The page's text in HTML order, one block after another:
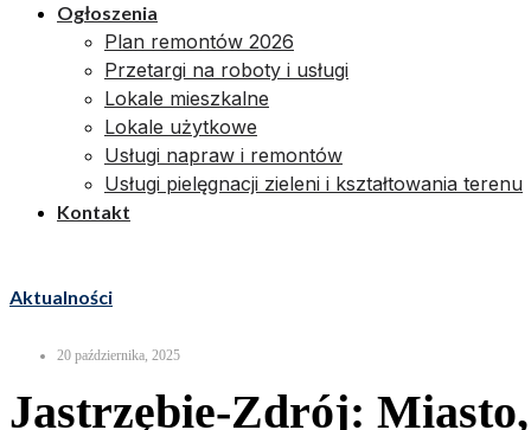
Ogłoszenia
Plan remontów 2026
Przetargi na roboty i usługi
Lokale mieszkalne
Lokale użytkowe
Usługi napraw i remontów
Usługi pielęgnacji zieleni i kształtowania terenu
Kontakt
Aktualności
20 października, 2025
Jastrzębie-Zdrój: